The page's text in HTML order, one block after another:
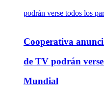
Cooperativa
de TV podrán
Mundial